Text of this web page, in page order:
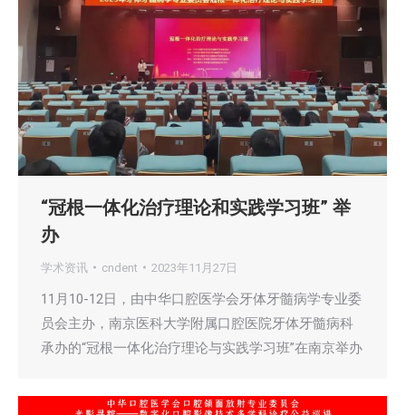
“冠根一体化治疗理论和实践学习班” 举
办
学术资讯 cndent 2023年11月27日
11月10-12日，由中华口腔医学会牙体牙髓病学专业委
员会主办，南京医科大学附属口腔医院牙体牙髓病科
承办的“冠根一体化治疗理论与实践学习班”在南京举办